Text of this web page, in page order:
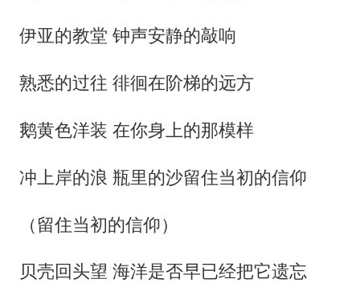
伊亚的教堂 钟声安静的敲响
熟悉的过往 徘徊在阶梯的远方
鹅黄色洋装 在你身上的那模样
冲上岸的浪 瓶里的沙留住当初的信仰
（留住当初的信仰）
贝壳回头望 海洋是否早已经把它遗忘